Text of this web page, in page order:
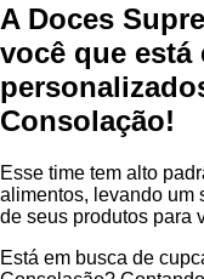
A Doces
você que está
Consolação!
Esse time tem alto
alimentos, levando um
de seus produtos para
Está em busca de